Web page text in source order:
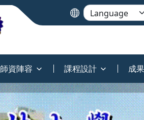
師資陣容 課程設計 成